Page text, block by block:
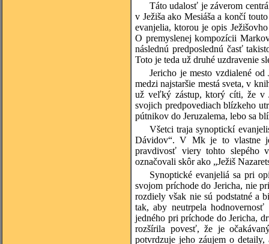
Táto udalosť je záverom
v Ježiša ako Mesiáša a končí
evanjelia, ktorou je opis
O premyslenej kompozícii
následnú predposlednú časť
Toto je teda už druhé uzdravenie
Jericho je mesto vzdialené
medzi najstaršie mestá sveta, v
už veľký zástup, ktorý cíti, že v
svojich predpovediach blízkeho
pútnikov do Jeruzalema, lebo sa
Všetci traja synoptickí
Dávidov“. V Mk je to vlastne
pravdivosť viery tohto slepého
označovali skôr ako „Ježiš
Synoptické evanjeliá sa pri
svojom príchode do Jericha, nie
rozdiely však nie sú podstatné a
tak, aby neutrpela
jedného pri príchode do Jericha,
rozšírila povesť, že je
potvrdzuje jeho záujem o